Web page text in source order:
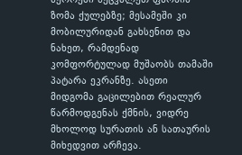
ზომა ქულებზე; მესამეში კი
მობილურიდან გახსენით და
ნახეთ, რამდენად
კომფორტულად მუშაობს თამაში
პატარა ეკრანზე. ასეთი
მიდგომა გაცილებით რეალურ
წარმოდგენას ქმნის, ვიდრე
მხოლოდ სურათის ან სათაურის
მიხედვით არჩევა.